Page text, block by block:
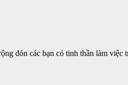
đón các bạn có tinh thần làm